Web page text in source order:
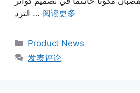
الترد … 阅读更多
Product News
发表评论